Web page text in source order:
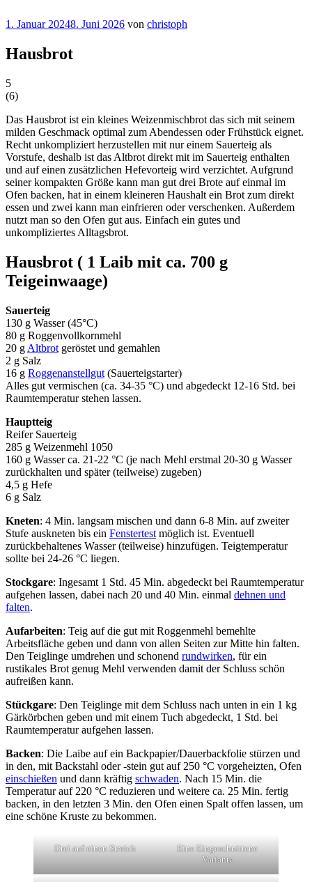
Veröffentlicht
1. Januar 20248. Juni 2026 von christoph
Hausbrot
5
(6)
Das Hausbrot ist ein kleines Weizenmischbrot das sich mit seinem
milden Geschmack optimal zum Abendessen oder Frühstück eignet.
Recht unkompliziert herzustellen mit nur einem Sauerteig als
Vorstufe, deshalb ist das Altbrot direkt mit im Sauerteig enthalten
und auf einen zusätzlichen Hefevorteig wird verzichtet. Aufgrund
seiner kompakten Größe kann man gut drei Brote auf einmal im
Ofen backen, hat in einem kleineren Haushalt ein Brot zum direkt
essen und zwei kann man einfrieren oder verschenken. Außerdem
nutzt man so den Ofen gut aus. Einfach ein gutes und
unkompliziertes Alltagsbrot.
Hausbrot ( 1 Laib mit ca. 700 g
Teigeinwaage)
Sauerteig
130 g Wasser (45°C)
80 g Roggenvollkornmehl
20 g Altbrot geröstet und gemahlen
2 g Salz
16 g Roggenanstellgut (Sauerteigstarter)
Alles gut vermischen (ca. 34-35 °C) und abgedeckt 12-16 Std. bei
Raumtemperatur stehen lassen.
Hauptteig
Reifer Sauerteig
285 g Weizenmehl 1050
160 g Wasser ca. 21-22 °C (je nach Mehl erstmal 20-30 g Wasser
zurückhalten und später (teilweise) zugeben)
4,5 g Hefe
6 g Salz
Kneten: 4 Min. langsam mischen und dann 6-8 Min. auf zweiter
Stufe auskneten bis ein Fenstertest möglich ist. Eventuell
zurückbehaltenes Wasser (teilweise) hinzufügen. Teigtemperatur
sollte bei 24-26 °C liegen.
Stockgare: Ingesamt 1 Std. 45 Min. abgedeckt bei Raumtemperatur
aufgehen lassen, dabei nach 20 und 40 Min. einmal dehnen und
falten.
Aufarbeiten: Teig auf die gut mit Roggenmehl bemehlte
Arbeitsfläche geben und dann von allen Seiten zur Mitte hin falten.
Den Teiglinge umdrehen und schonend rundwirken, für ein
rustikales Brot genug Mehl verwenden damit der Schluss schön
aufreißen kann.
Stückgare: Den Teiglinge mit dem Schluss nach unten in ein 1 kg
Gärkörbchen geben und mit einem Tuch abgedeckt, 1 Std. bei
Raumtemperatur aufgehen lassen.
Backen: Die Laibe auf ein Backpapier/Dauerbackfolie stürzen und
in den, mit Backstahl oder -stein gut auf 250 °C vorgeheizten, Ofen
einschießen und dann kräftig schwaden. Nach 15 Min. die
Temperatur auf 220 °C reduzieren und weitere ca. 25 Min. fertig
backen, in den letzten 3 Min. den Ofen einen Spalt offen lassen, um
eine schöne Kruste zu bekommen.
Drei auf einen Streich
Eine Eingeschnittene
Variante